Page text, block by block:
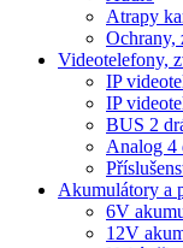
Atrapy
Ochrany,
Videotelefony,
IP
IP
BUS 2
Analog 4
Akumulátory a
6V
12V